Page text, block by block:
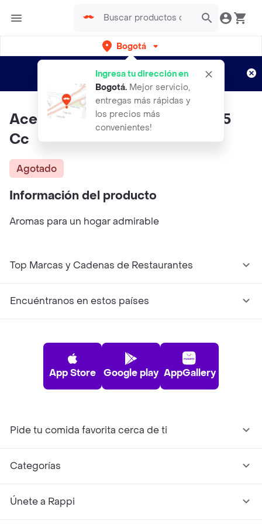
Bogotá
Ingresa tu dirección en
Bogotá. Mejor servicio,
entregas más rápidas y
los precios más
convenientes!
envíos gratis por semanas
Aplican TyC
Aceite De Citronela Citrica X 25
Cc
Agotado
Información del producto
Aromas para un hogar admirable
Top Marcas y Cadenas de Restaurantes
Encuéntranos en estos países
App Store Google play AppGallery
Pide tu comida favorita cerca de ti
Categorías
Únete a Rappi